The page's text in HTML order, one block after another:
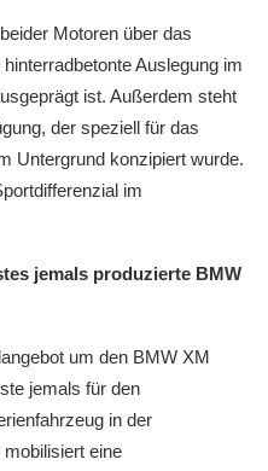
Motoren über das
Auslegung im
ist. Außerdem steht
der speziell für das
Untergrund konzipiert wurde.
im
jemals produzierte BMW
um den BMW XM
jemals für den
in der
eine